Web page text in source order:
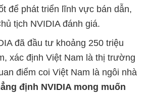
để phát triển lĩnh vực bán dẫn,
tịch NVIDIA đánh giá.
đã đầu tư khoảng 250 triệu
xác định Việt Nam là thị trường
điểm coi Việt Nam là ngôi nhà
định NVIDIA mong muốn